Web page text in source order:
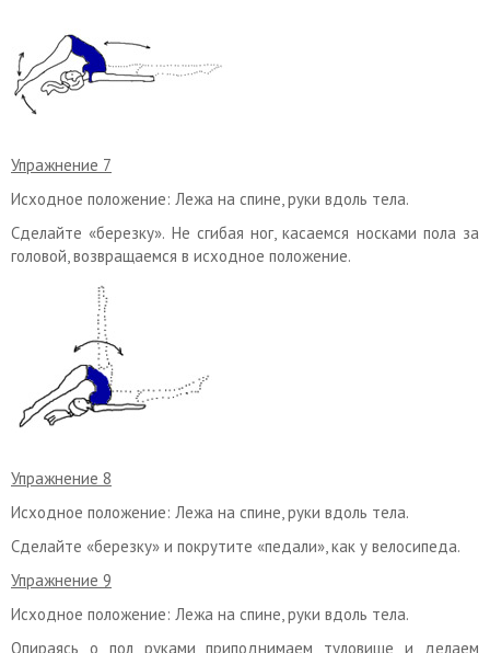
Упражнение 7
Исходное положение: Лежа на спине, руки вдоль тела.
Сделайте «березку». Не сгибая ног, касаемся носками пола за
головой, возвращаемся в исходное положение.
Упражнение 8
Исходное положение: Лежа на спине, руки вдоль тела.
Сделайте «березку» и покрутите «педали», как у велосипеда.
Упражнение 9
Исходное положение: Лежа на спине, руки вдоль тела.
Опираясь о пол руками приподнимаем туловище и делаем